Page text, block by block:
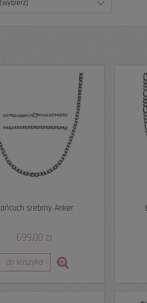
srebrny Anker
699,00 zł
do koszyka